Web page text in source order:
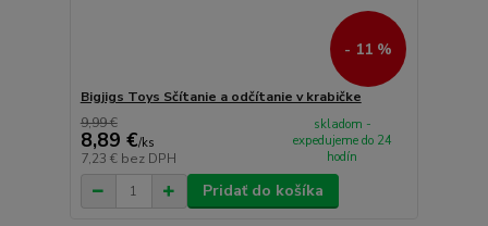
- 11 %
Bigjigs Toys Sčítanie a odčítanie v krabičke
9,99 €
8,89 €/ks
7,23 € bez DPH
skladom -
expedujeme do 24
hodín
Pridať do košíka